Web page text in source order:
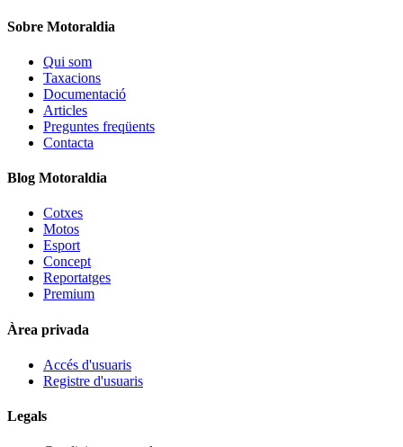
Sobre Motoraldia
Qui som
Taxacions
Documentació
Articles
Preguntes freqüents
Contacta
Blog Motoraldia
Cotxes
Motos
Esport
Concept
Reportatges
Premium
Àrea privada
Accés d'usuaris
Registre d'usuaris
Legals